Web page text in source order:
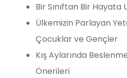
Bir Sınıftan Bir Hayata
Ülkemizin Parlayan
Çocuklar ve Gençler
Kış Aylarında
Önerileri